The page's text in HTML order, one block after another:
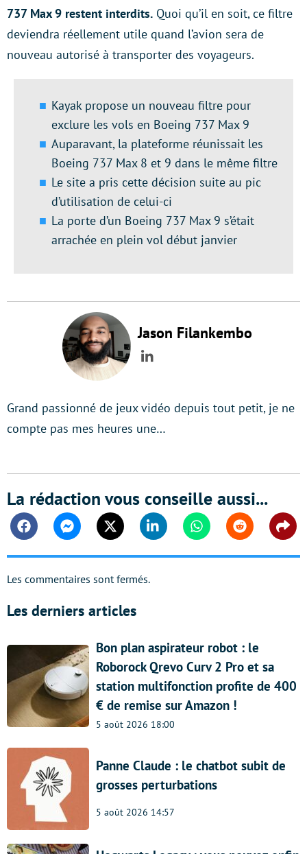
737 Max 9 restent interdits. Quoi qu’il en soit, ce filtre
deviendra réellement utile quand l’avion sera de
nouveau autorisé à transporter des voyageurs.
Kayak propose un nouveau filtre pour
exclure les vols en Boeing 737 Max 9
Auparavant, la plateforme réunissait les
Boeing 737 Max 8 et 9 dans le même filtre
Le site a pris cette décision suite au pic
d’utilisation de celui-ci
La porte d’un Boeing 737 Max 9 s’était
arrachée en plein vol début janvier
Jason Filankembo
LinkedIn
Grand passionné de jeux vidéo depuis tout petit, je ne
compte pas mes heures une…
La rédaction vous conseille aussi...
FacebookMessengerTwitter Linkedin WhatsappReddit
Les commentaires sont fermés.
Les derniers articles
Bon plan aspirateur robot : le
Roborock Qrevo Curv 2 Pro et sa
station multifonction profite de 400
€ de remise sur Amazon !
5 août 2026 18:00
Panne Claude : le chatbot subit de
grosses perturbations
5 août 2026 14:57